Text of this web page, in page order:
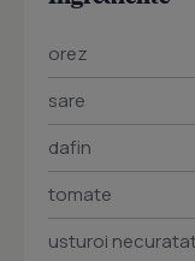
orez
sare
dafin
tomate
usturoi